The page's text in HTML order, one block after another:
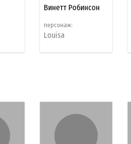
Винетт Робинсон
персонаж:
Louisa